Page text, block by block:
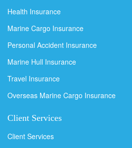
Health Insurance
Marine Cargo Insurance
Personal Accident Insurance
Marine Hull Insurance
Travel Insurance
Overseas Marine Cargo Insurance
Client Services
Client Services